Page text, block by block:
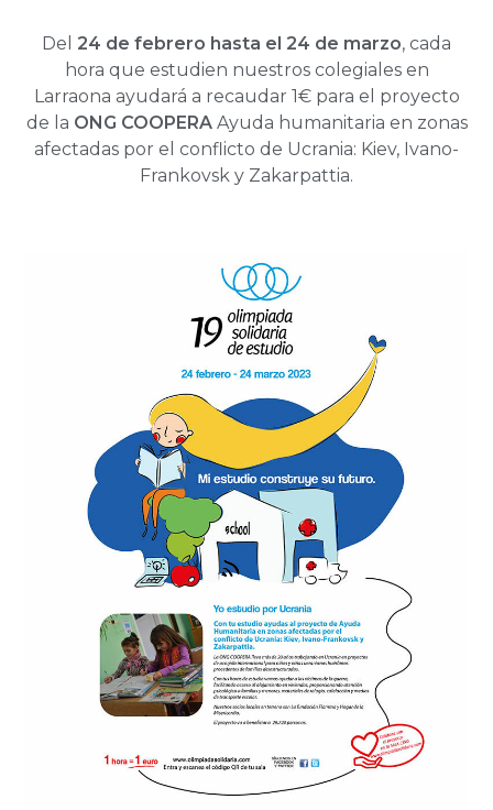
Del 24 de febrero hasta el 24 de marzo, cada
hora que estudien nuestros colegiales en
Larraona ayudará a recaudar 1€ para el proyecto
de la ONG COOPERAAyuda humanitaria en zonas
afectadas por el conflicto de Ucrania: Kiev, Ivano-
Frankovsk y Zakarpattia.